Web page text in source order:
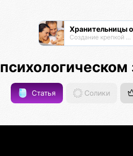
Создание крепкой семьи
Статья Солики